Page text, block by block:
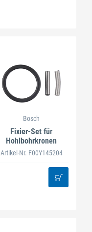
Bosch
Fixier-Set für
Hohlbohrkronen
Artikel-Nr. F00Y145204